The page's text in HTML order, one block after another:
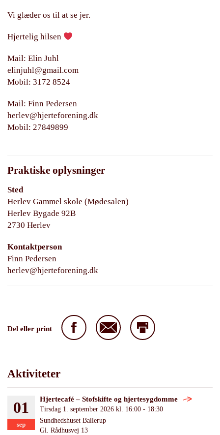
Vi glæder os til at se jer.
Hjertelig hilsen
Mail: Elin Juhl
elinjuhl@gmail.com
Mobil: 3172 8524
Mail: Finn Pedersen
herlev@hjerteforening.dk
Mobil: 27849899
Praktiske oplysninger
Sted
Herlev Gammel skole (Mødesalen)
Herlev Bygade 92B
2730 Herlev
Kontaktperson
Finn Pedersen
herlev@hjerteforening.dk
Del eller print
Aktiviteter
01
sep
Hjertecafé – Stofskifte og hjertesygdomme
Tirsdag 1. september 2026 kl. 16:00 - 18:30
Sundhedshuset Ballerup
Gl. Rådhusvej 13